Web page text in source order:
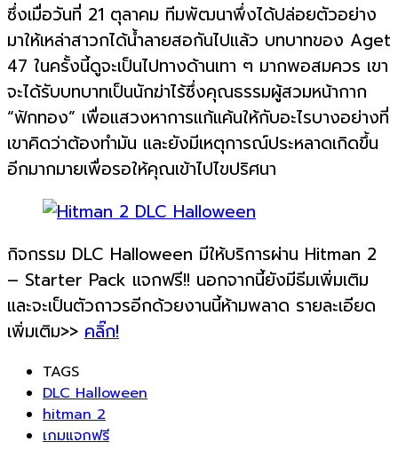
ซึ่งเมื่อวันที่ 21 ตุลาคม ทีมพัฒนาพึ่งได้ปล่อยตัวอย่าง
มาให้เหล่าสาวกได้น้ำลายสอกันไปแล้ว บทบาทของ Aget
47 ในครั้งนี้ดูจะเป็นไปทางด้านเทา ๆ มากพอสมควร เขา
จะได้รับบทบาทเป็นนักฆ่าไร้ซึ่งคุณธรรมผู้สวมหน้ากาก
“ฟักทอง” เพื่อแสวงหาการแก้แค้นให้กับอะไรบางอย่างที่
เขาคิดว่าต้องทำมัน และยังมีเหตุการณ์ประหลาดเกิดขึ้น
อีกมากมายเพื่อรอให้คุณเข้าไปไขปริศนา
กิจกรรม DLC Halloween มีให้บริการผ่าน Hitman 2
– Starter Pack แจกฟรี!! นอกจากนี้ยังมีธีมเพิ่มเติม
และจะเป็นตัวถาวรอีกด้วยงานนี้ห้ามพลาด รายละเอียด
เพิ่มเติม>> คลิ๊ก!
TAGS
DLC Halloween
hitman 2
เกมแจกฟรี